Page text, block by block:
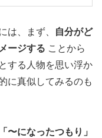
は、まず、
自分がど
ージする ことから
する人物を思い浮か
に真似してみるのも
〜になったつもり」